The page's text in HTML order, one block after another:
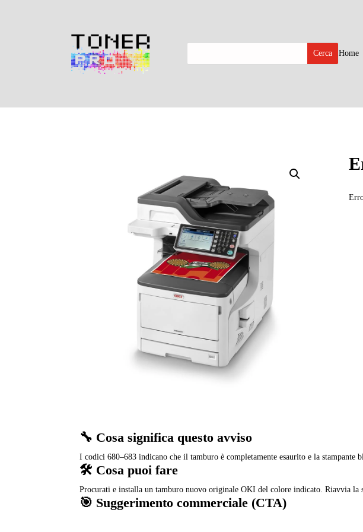
Home
🔧 Cosa significa questo avviso
I codici 680–683 indicano che il tamburo è completamente esaurito e la stampante
🛠️ Cosa puoi fare
Procurati e installa un tamburo nuovo originale OKI del colore indicato. Riavvia la
🎯 Suggerimento commerciale (CTA)